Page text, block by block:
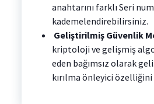
anahtarını farklı Seri
kademelendirebilirsiniz.
Geliştirilmiş Güvenlik
kriptoloji ve gelişmiş
eden bağımsız olarak
kırılma önleyici